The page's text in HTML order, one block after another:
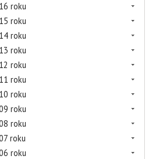
roku
roku
roku
roku
roku
roku
roku
roku
roku
roku
roku